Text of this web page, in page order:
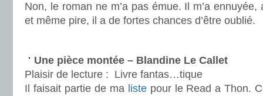
Non, le roman ne m’a pas émue. Il m’a
et même pire, il a de fortes chances d’être oublié.
Une pièce montée – Blandine Le Callet
Plaisir de lecture : Livre fantas…tique
Il faisait partie de ma listepour le Read a Thon.